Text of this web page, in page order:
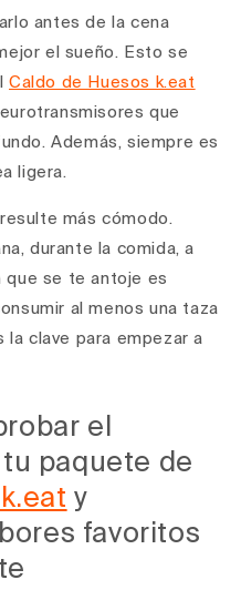
antes de la cena
el sueño. Esto se
Caldo de Huesos k.eat
que
Además, siempre es
ligera.
más cómodo.
durante la comida, a
que se te antoje es
al menos una taza
la clave para empezar a
el
paquete de
y
favoritos